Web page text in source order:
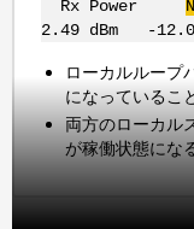
Rx Power
2.49 dBm -
ローカルループ
になっているこ
両方のローカル
が稼働状態にな